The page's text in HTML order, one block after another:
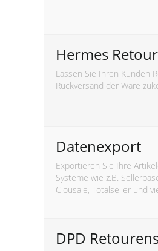
Hermes
Lassen Sie Ihren Kunden
Rückversand der Ware
Datenexport
Exportieren Sie Ihre
Systeme wie z.B.
Clousale, Totalseller und
DPD